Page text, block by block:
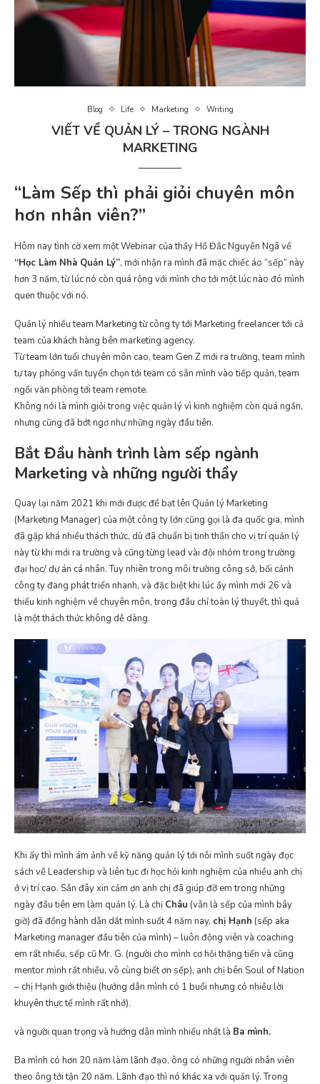
Blog Life Marketing Writing
VIẾT VỀ QUẢN LÝ – TRONG NGÀNH
MARKETING
“Làm Sếp thì phải giỏi chuyên môn
hơn nhân viên?”
Hôm nay tình cờ xem một Webinar của thầy Hồ Đắc Nguyễn Ngã về
“Học Làm Nhà Quản Lý”, mới nhận ra mình đã mặc chiếc áo “sếp” này
hơn 3 năm, từ lúc nó còn quá rộng với mình cho tới một lúc nào đó mình
quen thuộc với nó.
Quản lý nhiều team Marketing từ công ty tới Marketing freelancer tới cả
team của khách hàng bên marketing agency.
Từ team lớn tuổi chuyên môn cao, team Gen Z mới ra trường, team mình
tự tay phỏng vấn tuyển chọn tới team có sẵn mình vào tiếp quản, team
ngồi văn phòng tới team remote.
Không nói là mình giỏi trong việc quản lý vì kinh nghiệm còn quá ngắn,
nhưng cũng đã bớt ngơ như những ngày đầu tiên.
Bắt Đầu hành trình làm sếp ngành
Marketing và những người thầy
Quay lại năm 2021 khi mới được đề bạt lên Quản lý Marketing
(Marketing Manager) của một công ty lớn cũng gọi là đa quốc gia, mình
đã gặp khá nhiều thách thức, dù đã chuẩn bị tinh thần cho vị trí quản lý
này từ khi mới ra trường và cũng từng lead vài đội nhóm trong trường
đại học/ dự án cá nhân. Tuy nhiên trong môi trường công sở, bối cảnh
công ty đang phát triển nhanh, và đặc biệt khi lúc ấy mình mới 26 và
thiếu kinh nghiệm về chuyên môn, trong đầu chỉ toàn lý thuyết, thì quả
là một thách thức không dễ dàng.
Khi ấy thì mình ám ảnh về kỹ năng quản lý tới nỗi mình suốt ngày đọc
sách về Leadership và liên tục đi học hỏi kinh nghiệm của nhiều anh chị
ở vị trí cao. Sẵn đây xin cảm ơn anh chị đã giúp đỡ em trong những
ngày đầu tiên em làm quản lý. Là chị Châu (vẫn là sếp của mình bây
giờ) đã đồng hành dẫn dắt mình suốt 4 năm nay, chị Hạnh (sếp aka
Marketing manager đầu tiên của mình) – luôn động viên và coaching
em rất nhiều, sếp cũ Mr. G. (người cho mình cơ hội thăng tiến và cũng
mentor mình rất nhiều, vô cùng biết ơn sếp), anh chị bên Soul of Nation
– chị Hạnh giới thiệu (hướng dẫn mình có 1 buổi nhưng có nhiều lời
khuyên thực tế mình rất nhớ).
và người quan trọng và hướng dẫn mình nhiều nhất là Ba mình.
Ba mình có hơn 20 năm làm lãnh đạo, ông có những người nhân viên
theo ông tới tận 20 năm. Lãnh đạo thì nó khác xa với quản lý. Trong